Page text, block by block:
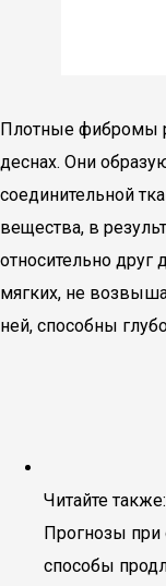
Плотные фибромы
деснах. Они
соединительной
вещества, в
относительно
мягких, не
ней, способны
Читайте также:
Прогнозы при
способы